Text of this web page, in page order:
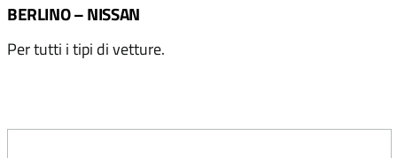
BERLINO – NISSAN
Per tutti i tipi di vetture.